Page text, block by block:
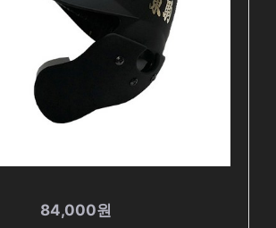
84,000원